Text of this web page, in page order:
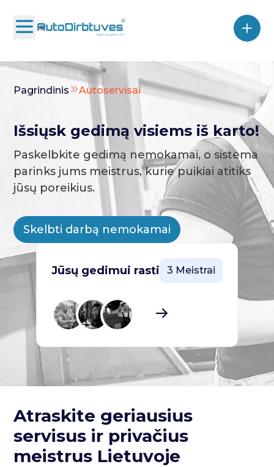
Pagrindinis Autoservisai
Išsiųsk gedimą visiems iš karto!
Paskelbkite gedimą nemokamai, o sistema
parinks jums meistrus, kurie puikiai atitiks
jūsų poreikius.
Skelbti darbą nemokamai
Jūsų gedimui rasti 3 Meistrai
Atraskite geriausius
servisus ir privačius
meistrus Lietuvoje